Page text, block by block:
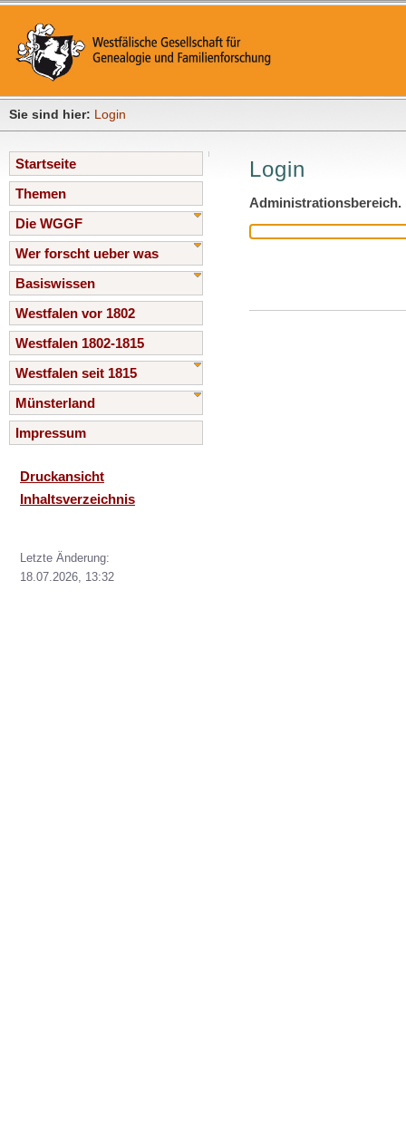
Sie sind hier: Login
Startseite
Themen
Die WGGF
Wer forscht ueber was
Basiswissen
Westfalen vor 1802
Westfalen 1802-1815
Westfalen seit 1815
Münsterland
Impressum
Druckansicht
Inhaltsverzeichnis
Letzte Änderung:
18.07.2026, 13:32
Login